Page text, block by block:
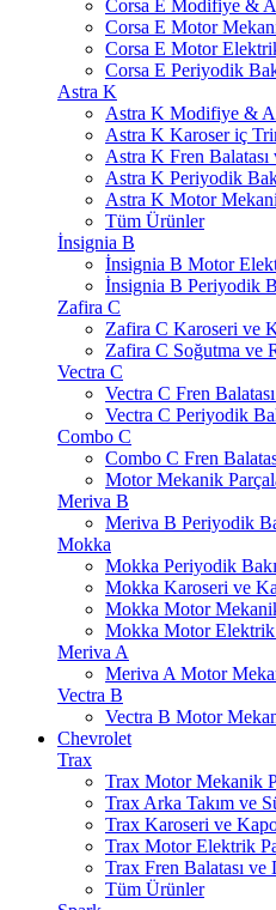
Corsa E Modifiye &
Corsa E Motor
Corsa E Motor
Corsa E Periyodik
Astra K
Astra K Modifiye &
Astra K Karoser iç
Astra K Fren
Astra K Periyodik
Astra K Motor
Tüm Ürünler
İnsignia B
İnsignia B Motor
İnsignia B Periyodik
Zafira C
Zafira C Karoseri ve
Zafira C Soğutma ve
Vectra C
Vectra C Fren
Vectra C Periyodik
Combo C
Combo C Fren
Motor Mekanik
Meriva B
Meriva B Periyodik
Mokka
Mokka Periyodik
Mokka Karoseri ve
Mokka Motor
Mokka Motor Elektrik
Meriva A
Meriva A Motor
Vectra B
Vectra B Motor
Chevrolet
Trax
Trax Motor Mekanik
Trax Arka Takım ve
Trax Karoseri ve
Trax Motor Elektrik
Trax Fren Balatası ve
Tüm Ürünler